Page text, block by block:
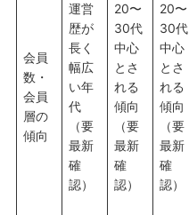
会員
数・
会員
層の
傾向
運営
歴が
長く
幅広
い年
代
（要
最新
確
認）
20〜
30代
中心
とさ
れる
傾向
（要
最新
確
認）
20〜
30代
中心
とさ
れる
傾向
（要
最新
確
認）